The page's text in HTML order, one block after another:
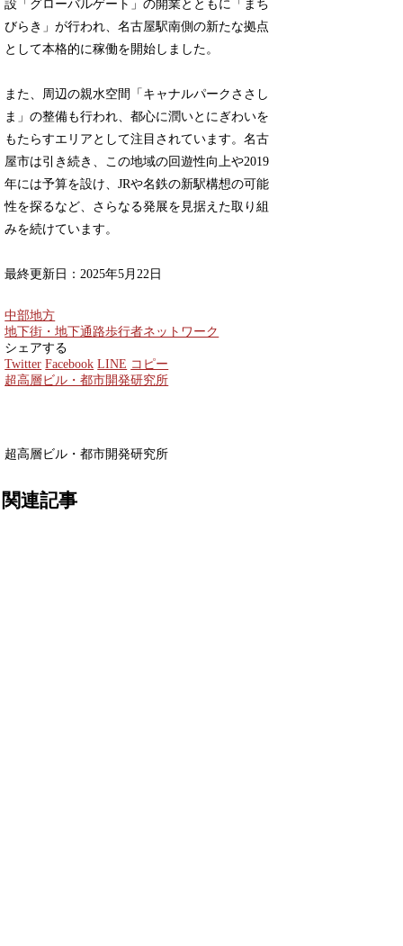
設「グローバルゲート」の開業とともに「まち
びらき」が行われ、名古屋駅南側の新たな拠点
として本格的に稼働を開始しました。
また、周辺の親水空間「キャナルパークささし
ま」の整備も行われ、都心に潤いとにぎわいを
もたらすエリアとして注目されています。名古
屋市は引き続き、この地域の回遊性向上や2019
年には予算を設け、JRや名鉄の新駅構想の可能
性を探るなど、さらなる発展を見据えた取り組
みを続けています。
最終更新日：2025年5月22日
中部地方
地下街・地下通路歩行者ネットワーク
シェアする
Twitter Facebook LINE コピー
超高層ビル・都市開発研究所
超高層ビル・都市開発研究所
関連記事